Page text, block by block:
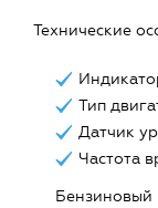
Технические
Тип
Датчик
Частота
Бензиновый